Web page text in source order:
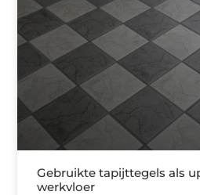
Gebruikte tapijttegels als
werkvloer